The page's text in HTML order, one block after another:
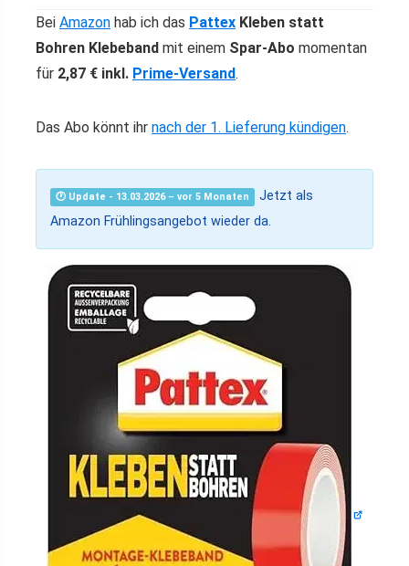
Bei Amazon hab ich das Pattex Kleben statt
Bohren Klebeband mit einem Spar-Abo momentan
für 2,87 € inkl. Prime-Versand.
Das Abo könnt ihr nach der 1. Lieferung kündigen.
🕐 Update - 13.03.2026 – vor 5 Monaten
Jetzt als
Amazon Frühlingsangebot wieder da.